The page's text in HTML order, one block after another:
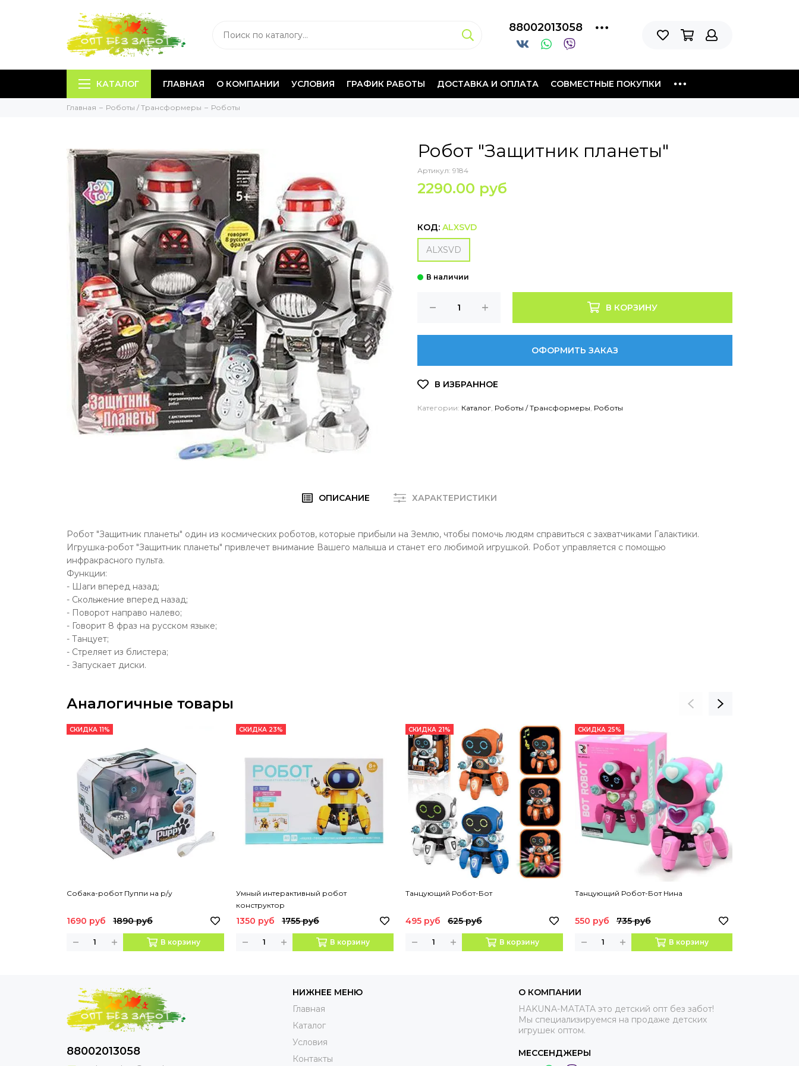
88002013058
КАТАЛОГ ГЛАВНАЯ О КОМПАНИИ УСЛОВИЯ ГРАФИК РАБОТЫ ДОСТАВКА И ОПЛАТА СОВМЕСТНЫЕ ПОКУПКИ
Главная Роботы / Трансформеры Роботы
Робот "Защитник планеты"
Артикул: 9184
2290.00 руб
КОД: ALXSVD
ALXSVD
В КОРЗИНУ
ОФОРМИТЬ ЗАКАЗ
Категории: Каталог Роботы / Трансформеры Роботы
ОПИСАНИЕ ХАРАКТЕРИСТИКИ
Робот "Защитник планеты" один из космических роботов, которые прибыли на Землю, чтобы помочь людям справиться с захватчиками Галактики.
Игрушка-робот "Защитник планеты" привлечет внимание Вашего малыша и станет его любимой игрушкой. Робот управляется с помощью
инфракрасного пульта.
Функции:
- Шаги вперед назад;
- Скольжение вперед назад;
- Поворот направо налево;
- Говорит 8 фраз на русском языке;
- Танцует;
- Стреляет из блистера;
- Запускает диски.
Аналогичные товары
СКИДКА 11%
Собака-робот Пуппи на р/у
1690 руб 1890 руб
В корзину
СКИДКА 23%
Умный интерактивный робот
конструктор
1350 руб 1755 руб
В корзину
СКИДКА 21%
Танцующий Робот-Бот
495 руб 625 руб
В корзину
СКИДКА 25%
Танцующий Робот-Бот Нина
550 руб 735 руб
В корзину
88002013058
НИЖНЕЕ МЕНЮ
Главная
Каталог
Условия
Контакты
О КОМПАНИИ
HAKUNA-MATATA это детский опт без забот!
Мы специализируемся на продаже детских
игрушек оптом.
МЕССЕНДЖЕРЫ